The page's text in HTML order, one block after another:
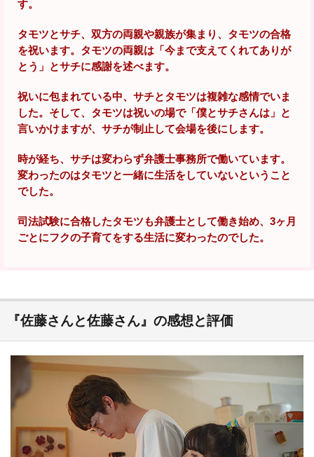
す。
タモツとサチ、双方の両親や親族が集まり、タモツの合格
を祝います。タモツの両親は「今まで支えてくれてありが
とう」とサチに感謝を述べます。
祝いに包まれている中、サチとタモツは複雑な感情でいま
した。そして、タモツは祝いの場で「僕とサチさんは」と
言いかけますが、サチが制止して会場を後にします。
時が経ち、サチは変わらず弁護士事務所で働いています。
変わったのはタモツと一緒に生活をしていないということ
でした。
司法試験に合格したタモツも弁護士として働き始め、3ヶ月
ごとにフクの子育てをする生活に変わったのでした。
『佐藤さんと佐藤さん』の感想と評価